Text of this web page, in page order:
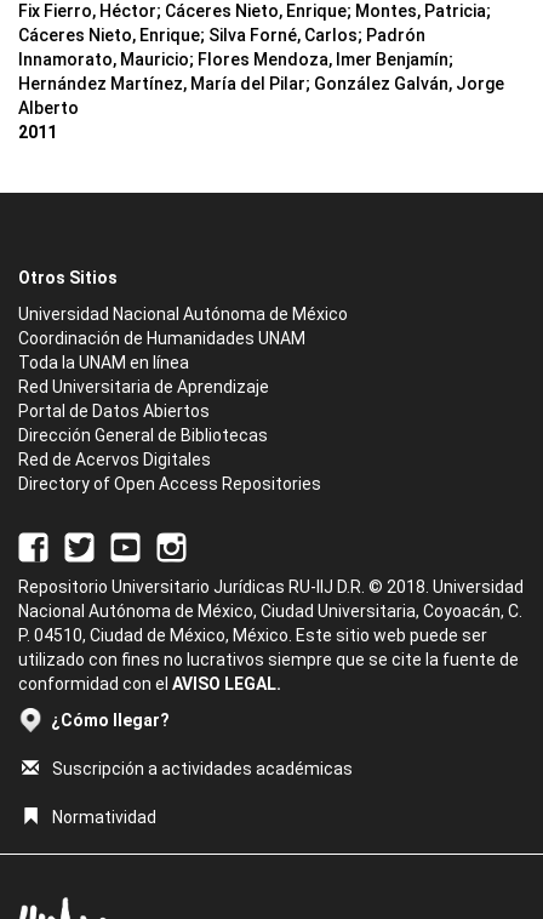
Fix Fierro, Héctor; Cáceres Nieto, Enrique; Montes, Patricia;
Cáceres Nieto, Enrique; Silva Forné, Carlos; Padrón
Innamorato, Mauricio; Flores Mendoza, Imer Benjamín;
Hernández Martínez, María del Pilar; González Galván, Jorge
Alberto
2011
Otros Sitios
Universidad Nacional Autónoma de México
Coordinación de Humanidades UNAM
Toda la UNAM en línea
Red Universitaria de Aprendizaje
Portal de Datos Abiertos
Dirección General de Bibliotecas
Red de Acervos Digitales
Directory of Open Access Repositories
Repositorio Universitario Jurídicas RU-IIJ D.R. © 2018. Universidad
Nacional Autónoma de México, Ciudad Universitaria, Coyoacán, C.
P. 04510, Ciudad de México, México. Este sitio web puede ser
utilizado con fines no lucrativos siempre que se cite la fuente de
conformidad con el AVISO LEGAL.
¿Cómo llegar?
Suscripción a actividades académicas
Normatividad